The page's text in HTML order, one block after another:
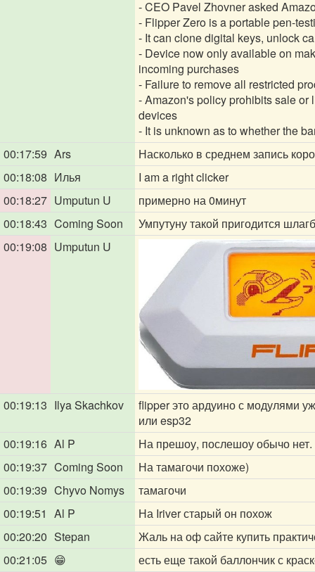
- CEO Pavel Zhovner asked
- Flipper Zero is a portable pen-
- It can clone digital keys, unlock
- Device now only available on
incoming purchases
- Failure to remove all restricted
- Amazon's policy prohibits sale
devices
- It is unknown as to whether the
00:17:59 Ars
Насколько в среднем запись
00:18:08 Илья
I am a right clicker
00:18:27 Umputun U
примерно на 0минут
00:18:43 Coming Soon
Умпутуну такой пригодится
00:19:08 Umputun U
00:19:13 Ilya Skachkov
flipper это ардуино с модулями
или esp32
00:19:16 Al P
На прешоу, послешоу обычо нет.
00:19:37 Coming Soon
На тамагочи похоже)
00:19:39 Chyvo Nomys
тамагочи
00:19:51 Al P
На Iriver старый он похож
00:20:20 Stepan
Жаль на оф сайте купить
00:21:05 😁
есть еще такой баллончик с